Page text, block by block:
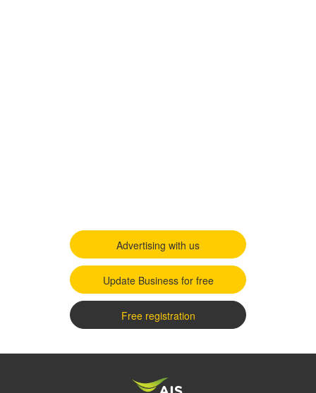
Advertising with us
Update Business for free
Free registration